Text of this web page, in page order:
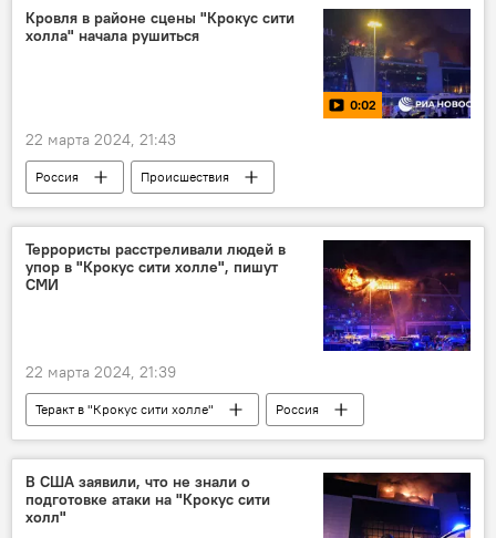
Кровля в районе сцены "Крокус сити
холла" начала рушиться
0:02
22 марта 2024, 21:43
Россия
Происшествия
Теракт в "Крокус сити холле"
Москва
Террористы расстреливали людей в
упор в "Крокус сити холле", пишут
СМИ
22 марта 2024, 21:39
Теракт в "Крокус сити холле"
Россия
Происшествия
В США заявили, что не знали о
подготовке атаки на "Крокус сити
холл"